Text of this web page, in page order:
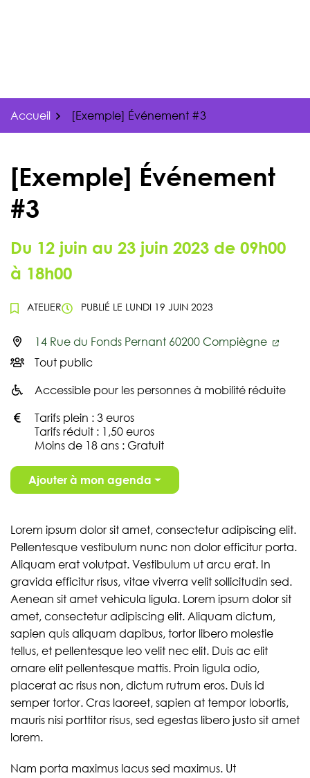
Accueil [Exemple] Événement #3
[Exemple] Événement
#3
Du 12 juin au 23 juin 2023 de 09h00
à 18h00
ATELIER PUBLIÉ LE LUNDI 19 JUIN 2023
Infos utiles
14 Rue du Fonds Pernant 60200 Compiègne
Tout public
Accessible pour les personnes à mobilité réduite
Tarifs plein : 3 euros
Tarifs réduit : 1,50 euros
Moins de 18 ans : Gratuit
Ajouter à mon agenda
Lorem ipsum dolor sit amet, consectetur adipiscing elit.
Pellentesque vestibulum nunc non dolor efficitur porta.
Aliquam erat volutpat. Vestibulum ut arcu erat. In
gravida efficitur risus, vitae viverra velit sollicitudin sed.
Aenean sit amet vehicula ligula. Lorem ipsum dolor sit
amet, consectetur adipiscing elit. Aliquam dictum,
sapien quis aliquam dapibus, tortor libero molestie
tellus, et pellentesque leo velit nec elit. Duis ac elit
ornare elit pellentesque mattis. Proin ligula odio,
placerat ac risus non, dictum rutrum eros. Duis id
semper tortor. Cras laoreet, sapien at tempor lobortis,
mauris nisi porttitor risus, sed egestas libero justo sit amet
lorem.
Nam porta maximus lacus sed maximus. Ut